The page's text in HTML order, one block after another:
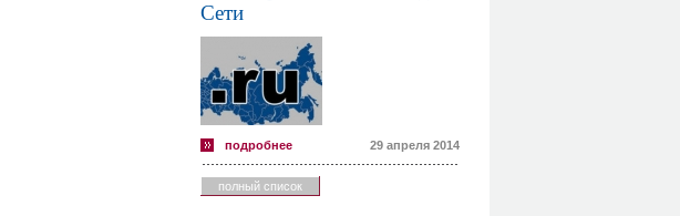
Сети
подробнее 29 апреля 2014
полный список